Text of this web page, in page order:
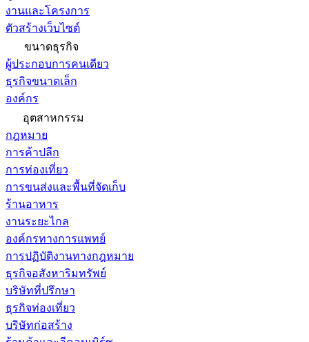
งานและโครงการ
ตัวสร้างเว็บไซต์
ขนาดธุรกิจ
ผู้ประกอบการคนเดียว
ธุรกิจขนาดเล็ก
องค์กร
อุตสาหกรรม
กฎหมาย
การค้าปลีก
การท่องเที่ยว
การขนส่งและพื้นที่จัดเก็บ
ร้านอาหาร
งานระยะไกล
องค์กรทางการแพทย์
การปฏิบัติงานทางกฎหมาย
ธุรกิจอสังหาริมทรัพย์
บริษัทที่ปรึกษา
ธุรกิจท่องเที่ยว
บริษัทก่อสร้าง